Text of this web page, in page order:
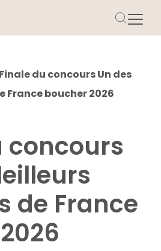
Finale du concours Un des
France boucher 2026
concours
de France